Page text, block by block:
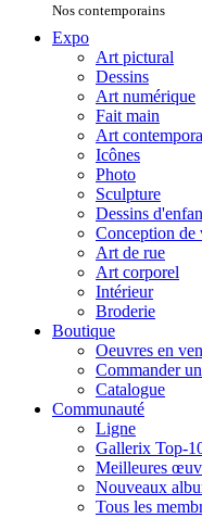
Nos contemporains
Expo
Art pictural
Dessins
Art numérique
Fait main
Art
Icônes
Photo
Sculpture
Dessins
Conception de
Art de rue
Art corporel
Intérieur
Broderie
Boutique
Oeuvres en
Commander
Catalogue
Communauté
Ligne
Gallerix Top-
Meilleures
Nouveaux
Tous les